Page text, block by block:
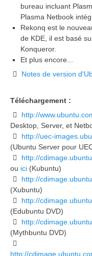
bureau incluant
Plasma Netbook
Rekonq est le
de KDE, il est basé
Konqueror.
Et plus encore...
Notes de version
Téléchargement :
http://
Desktop, Server, et
http://uec-
(Ubuntu Server pour
http://
ou ici (Kubuntu)
http://
(Xubuntu)
http://
(Edubuntu DVD)
http://
(Mythbuntu DVD)
http://